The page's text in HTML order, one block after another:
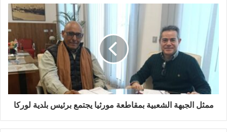
وقد عبر الوفد الصحراوي خلال تلك المشاورات عن موقف
واضح ومسؤول، قائم على الشرعية القانونية والتمسك بالحل
السياسي العادل، انطلاقا من كونه الطرف الممثل للشعب
الصحراوي في العملية السياسية التي ترعاها الأمم المتحدة.
كما شدد على أن أي تسوية يجب أن تستجيب لتطلعات الشعب
الصحراوي المشروعة، وأن تسهم في تحقيق الأمن والاستقرار
الإقليميين.
إن استمرار القضية الصحراوية دون حل نهائي يضع على عاتق
ممثل الجبهة الشعبية بمقاطعة مورثيا يجتمع برئيس بلدية لوركا